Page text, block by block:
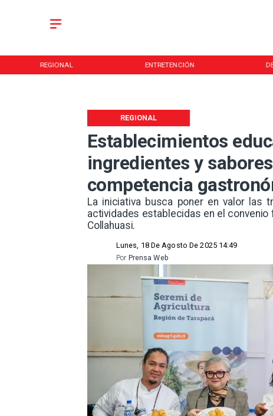
REGIONAL ENTRETENCIÓN
Establecimientos
ingredientes y
competencia
La iniciativa busca poner en valor las
actividades establecidas en el convenio
Collahuasi. ​
REGIONAL
Lunes, 18 De Agosto De 2025 14:49
Prensa Web
Por